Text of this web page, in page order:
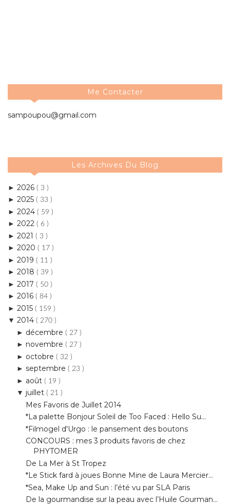
2024
► 2022 ( 6 )
► 2021 ( 3 )
► 2020( 17 )
► 2019 ( 11 )
► 2018( 39 )
► 2017 ( 50 )
► 2016 ( 84 )
► 2015 ( 159 )
▼ 2014 ( 270 )
►décembre
►novembre
►octobre( 32 )
► septembre ( 23 )
► août( 19 )
▼ juillet( 21 )
Mes Favoris de Juillet 2014
*La palette Bonjour Soleil de Too Faced : Hello Su...
*Filmogel d'Urgo : le pansement des boutons
CONCOURS : mes 3 produits favoris de chez
PHYTOMER
De La Mer à St Tropez
*Le Stick fard à joues Bonne Mine de Laura Mercier...
*Sea, Make Up and Sun : l’été vu par SLA Paris
De la gourmandise sur la peau avec l’Huile Gourman...
CONCOURS : un peu de beurre de karité et de fleur ...
Be Electric avec Urban Decay et la palette Electric
*Time Filler Eyes de Filorga : le soin multi actio...